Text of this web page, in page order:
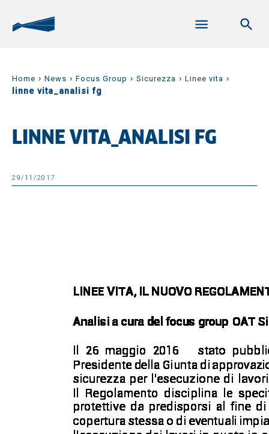
Home › News › Focus Group › Sicurezza › Linee vita ›
linne vita_analisi fg
LINNE VITA_ANALISI FG
29/11/2017